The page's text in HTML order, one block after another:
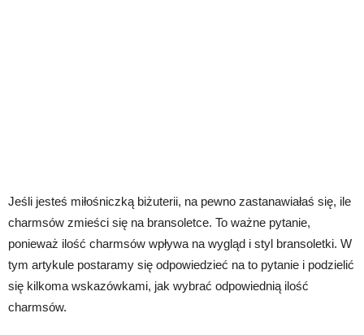
Jeśli jesteś miłośniczką biżuterii, na pewno zastanawiałaś się, ile
charmsów zmieści się na bransoletce. To ważne pytanie,
ponieważ ilość charmsów wpływa na wygląd i styl bransoletki. W
tym artykule postaramy się odpowiedzieć na to pytanie i podzielić
się kilkoma wskazówkami, jak wybrać odpowiednią ilość
charmsów.